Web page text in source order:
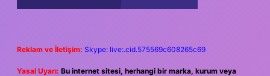
Reklam ve İletişim: Skype: live:.cid.575569c608265c69
Yasal Uyarı: Bu internet sitesi, herhangi bir marka, kurum veya